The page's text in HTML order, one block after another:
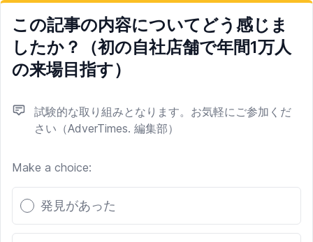
この記事の内容についてどう感じま
したか？（初の自社店舗で年間1万人
の来場目指す）
試験的な取り組みとなります。お気軽にご参加くだ
さい（AdverTimes. 編集部）
Make a choice:
Poll options
発見があった